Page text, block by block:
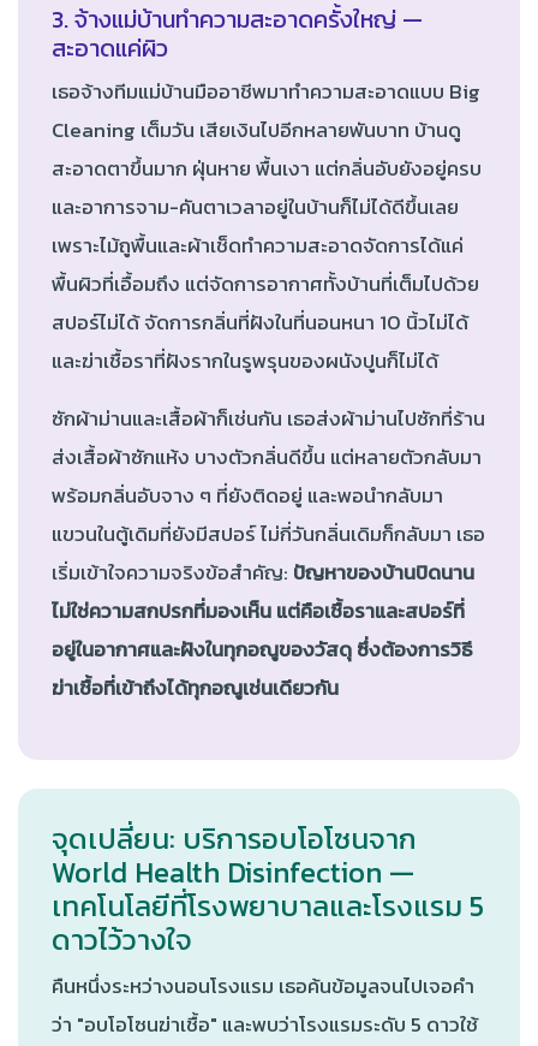
3. จ้างแม่บ้านทำความสะอาดครั้งใหญ่ —
สะอาดแค่ผิว
เธอจ้างทีมแม่บ้านมืออาชีพมาทำความสะอาดแบบ Big
Cleaning เต็มวัน เสียเงินไปอีกหลายพันบาท บ้านดู
สะอาดตาขึ้นมาก ฝุ่นหาย พื้นเงา แต่กลิ่นอับยังอยู่ครบ
และอาการจาม-คันตาเวลาอยู่ในบ้านก็ไม่ได้ดีขึ้นเลย
เพราะไม้ถูพื้นและผ้าเช็ดทำความสะอาดจัดการได้แค่
พื้นผิวที่เอื้อมถึง แต่จัดการอากาศทั้งบ้านที่เต็มไปด้วย
สปอร์ไม่ได้ จัดการกลิ่นที่ฝังในที่นอนหนา 10 นิ้วไม่ได้
และฆ่าเชื้อราที่ฝังรากในรูพรุนของผนังปูนก็ไม่ได้
ซักผ้าม่านและเสื้อผ้าก็เช่นกัน เธอส่งผ้าม่านไปซักที่ร้าน
ส่งเสื้อผ้าซักแห้ง บางตัวกลิ่นดีขึ้น แต่หลายตัวกลับมา
พร้อมกลิ่นอับจาง ๆ ที่ยังติดอยู่ และพอนำกลับมา
แขวนในตู้เดิมที่ยังมีสปอร์ ไม่กี่วันกลิ่นเดิมก็กลับมา เธอ
เริ่มเข้าใจความจริงข้อสำคัญ: ปัญหาของบ้านปิดนาน
ไม่ใช่ความสกปรกที่มองเห็น แต่คือเชื้อราและสปอร์ที่
อยู่ในอากาศและฝังในทุกอณูของวัสดุ ซึ่งต้องการวิธี
ฆ่าเชื้อที่เข้าถึงได้ทุกอณูเช่นเดียวกัน
จุดเปลี่ยน: บริการอบโอโซนจาก
World Health Disinfection —
เทคโนโลยีที่โรงพยาบาลและโรงแรม 5
ดาวไว้วางใจ
คืนหนึ่งระหว่างนอนโรงแรม เธอค้นข้อมูลจนไปเจอคำ
ว่า "อบโอโซนฆ่าเชื้อ" และพบว่าโรงแรมระดับ 5 ดาวใช้